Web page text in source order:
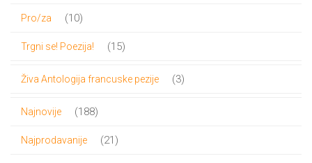
Pro/za 1010
Trgni se! Poezija! 1515
Živa Antologija francuske pezije 33
Najnovije 188188
Najprodavanije 21 21